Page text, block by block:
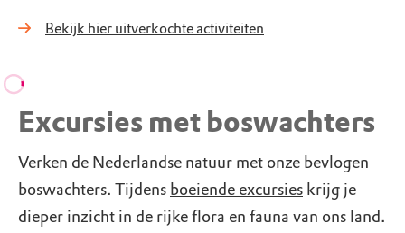
Bekijk hier uitverkochte activiteiten
Excursies met boswachters
Verken de Nederlandse natuur met onze bevlogen
boswachters. Tijdens boeiende excursies krijg je
dieper inzicht in de rijke flora en fauna van ons land.